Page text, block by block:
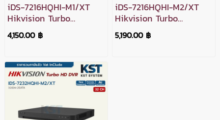
iDS-7216HQHI-M1/XT
Hikvision Turbo
Acusense DVR 16ช่อง
4,150.00 ฿
iDS-7216HQHI-M2/XT
Hikvision Turbo
Acusense DVR 16ช่อง
2SATA
5,190.00 ฿